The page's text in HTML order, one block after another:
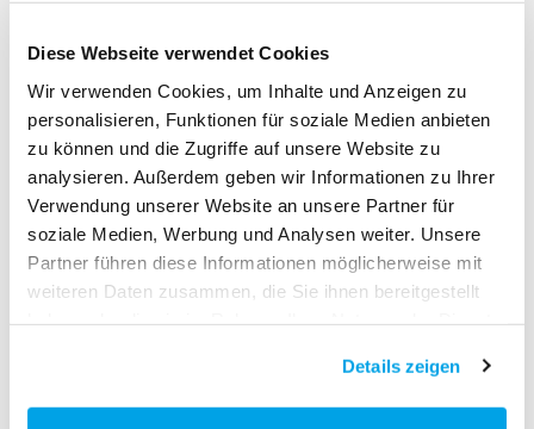
Diese Webseite verwendet Cookies
Wir verwenden Cookies, um Inhalte und Anzeigen zu
personalisieren, Funktionen für soziale Medien anbieten
zu können und die Zugriffe auf unsere Website zu
analysieren. Außerdem geben wir Informationen zu Ihrer
Verwendung unserer Website an unsere Partner für
soziale Medien, Werbung und Analysen weiter. Unsere
Partner führen diese Informationen möglicherweise mit
weiteren Daten zusammen, die Sie ihnen bereitgestellt
Details zeigen
Mehr
Schwarzwald hautnah
Schwarzwald Tourismus Kinzigtal e.V.
Mitten im Schwarzwald – dort liegt das
Kinzigtal.